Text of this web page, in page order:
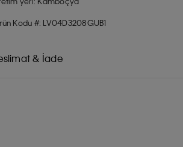
Kodu #: LV04D3208GUB1
& İade